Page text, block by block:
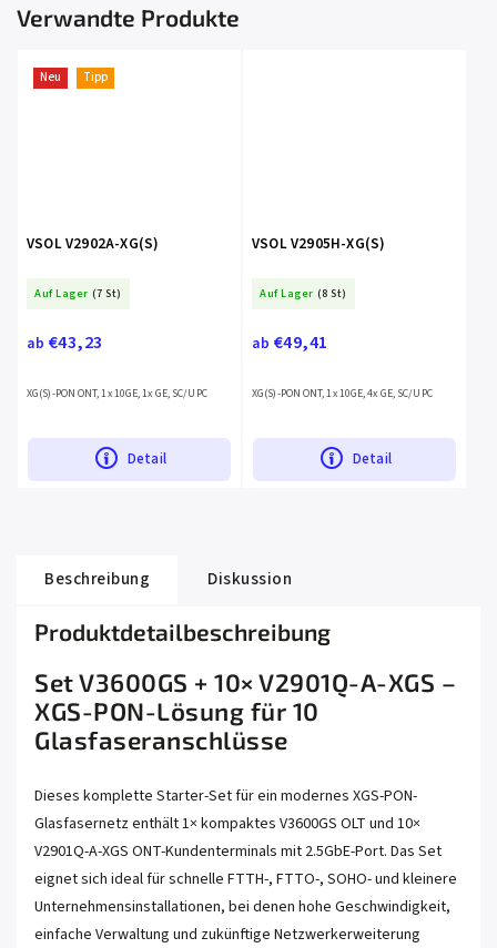
Verwandte Produkte
Neu Tipp
VSOL V2902A-XG(S)
Auf Lager (7 St)
ab €43,23
Detail
XG(S)-PON ONT, 1x 10GE, 1x GE, SC/UPC
VSOL V2905H-XG(S)
Auf Lager (8 St)
ab €49,41
Detail
XG(S)-PON ONT, 1x 10GE, 4x GE, SC/UPC
Beschreibung Diskussion
Produktdetailbeschreibung
Set V3600GS + 10× V2901Q-A-XGS –
XGS-PON-Lösung für 10
Glasfaseranschlüsse
Dieses komplette Starter-Set für ein modernes XGS-PON-
Glasfasernetz enthält 1× kompaktes V3600GS OLT und 10×
V2901Q-A-XGS ONT-Kundenterminals mit 2.5GbE-Port. Das Set
eignet sich ideal für schnelle FTTH-, FTTO-, SOHO- und kleinere
Unternehmensinstallationen, bei denen hohe Geschwindigkeit,
einfache Verwaltung und zukünftige Netzwerkerweiterung